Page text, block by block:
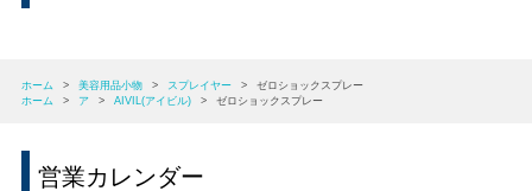
ホーム > 美容用品小物 > スプレイヤー >
ゼロショックスプレー
ホーム
> ア > AIVIL(アイビル) > ゼロショックスプレー
営業カレンダー